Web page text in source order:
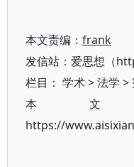
本文责编： frank
发信站：爱思想（
栏目： 学术>法学 >
本
https://